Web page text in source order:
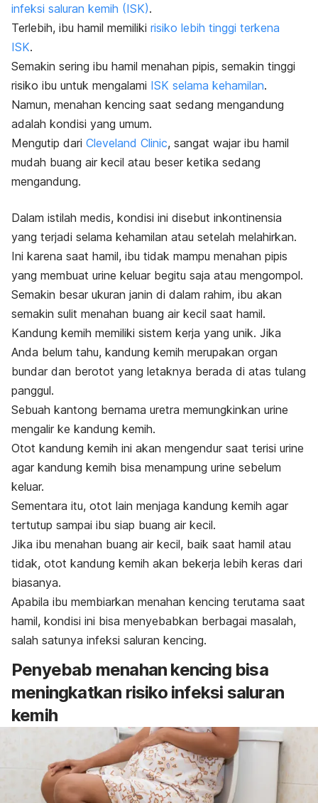
infeksi saluran kemih (ISK).
Terlebih, ibu hamil memiliki risiko lebih tinggi terkena
ISK.
Semakin sering ibu hamil menahan pipis, semakin tinggi
risiko ibu untuk mengalami ISK selama kehamilan.
Namun, menahan kencing saat sedang mengandung
adalah kondisi yang umum.
Mengutip dari Cleveland Clinic, sangat wajar ibu hamil
mudah buang air kecil atau beser ketika sedang
mengandung.
Dalam istilah medis, kondisi ini disebut inkontinensia
yang terjadi selama kehamilan atau setelah melahirkan.
Ini karena saat hamil, ibu tidak mampu menahan pipis
yang membuat urine keluar begitu saja atau mengompol.
Semakin besar ukuran janin di dalam rahim, ibu akan
semakin sulit menahan buang air kecil saat hamil.
Kandung kemih memiliki sistem kerja yang unik. Jika
Anda belum tahu, kandung kemih merupakan organ
bundar dan berotot yang letaknya berada di atas tulang
panggul.
Sebuah kantong bernama uretra memungkinkan urine
mengalir ke kandung kemih.
Otot kandung kemih ini akan mengendur saat terisi urine
agar kandung kemih bisa menampung urine sebelum
keluar.
Sementara itu, otot lain menjaga kandung kemih agar
tertutup sampai ibu siap buang air kecil.
Jika ibu menahan buang air kecil, baik saat hamil atau
tidak, otot kandung kemih akan bekerja lebih keras dari
biasanya.
Apabila ibu membiarkan menahan kencing terutama saat
hamil, kondisi ini bisa menyebabkan berbagai masalah,
salah satunya infeksi saluran kencing.
Penyebab menahan kencing bisa
meningkatkan risiko infeksi saluran
kemih